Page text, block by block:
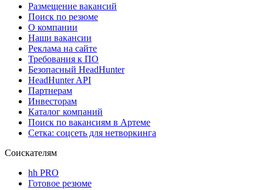
Размещение вакансий
Поиск по резюме
О компании
Наши вакансии
Реклама на сайте
Требования к ПО
Безопасный HeadHunter
HeadHunter API
Партнерам
Инвесторам
Каталог компаний
Поиск по вакансиям в Артеме
Сетка: соцсеть для нетворкинга
Соискателям
hh PRO
Готовое резюме